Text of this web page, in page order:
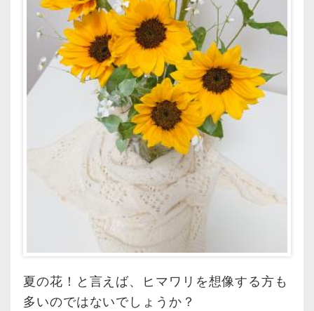
夏の花！と言えば、ヒマワリを想像する方も
多いのではないでしょうか？